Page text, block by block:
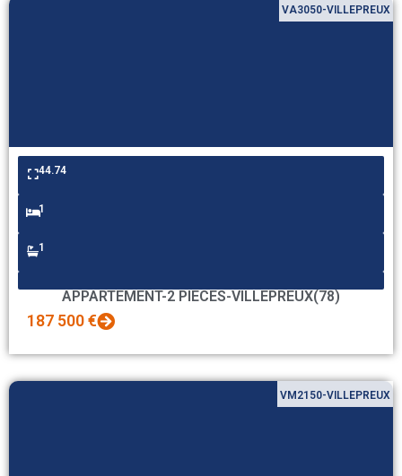
VA3050-VILLEPREUX
44.74
1
1
APPARTEMENT-2 PIECES-VILLEPREUX(78)
187 500 €
VM2150-VILLEPREUX